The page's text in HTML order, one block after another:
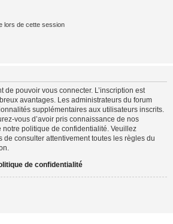
lors de cette session
de pouvoir vous connecter. L’inscription est
avantages. Les administrateurs du forum
supplémentaires aux utilisateurs inscrits.
vous d’avoir pris connaissance de nos
notre politique de confidentialité. Veuillez
de consulter attentivement toutes les règles du
de confidentialité